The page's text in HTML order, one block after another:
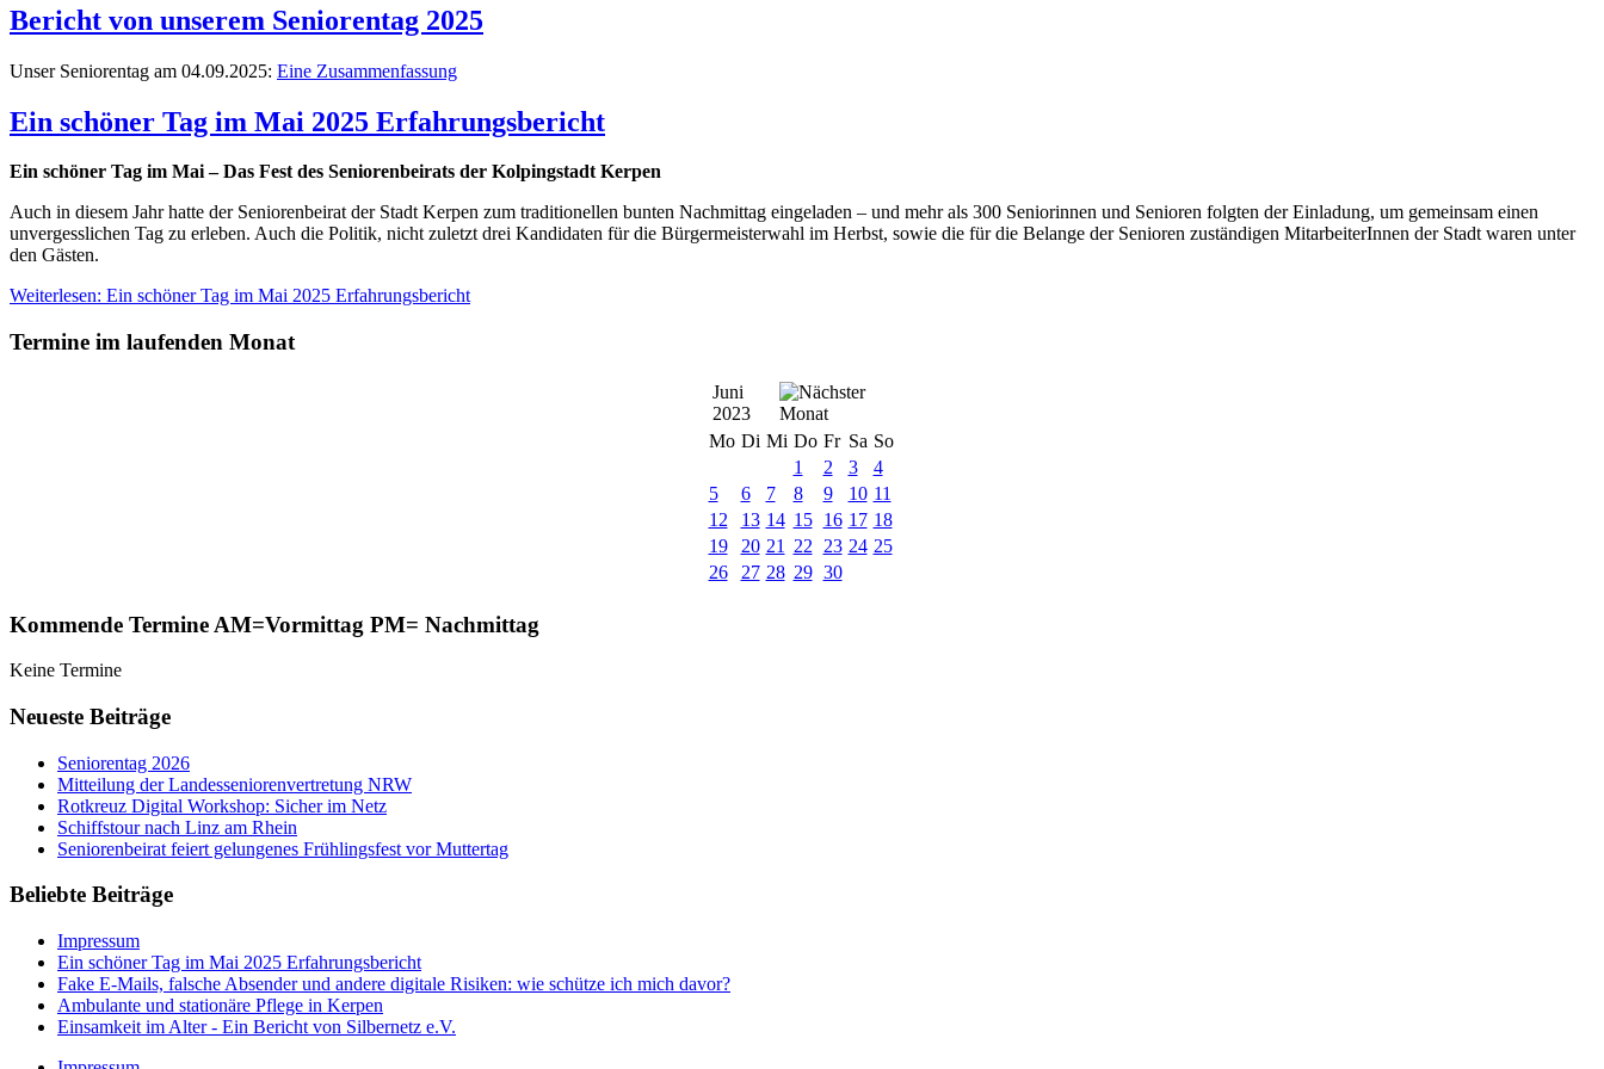
Bericht von unserem Seniorentag 2025
Unser Seniorentag am 04.09.2025: Eine Zusammenfassung
Ein schöner Tag im Mai 2025 Erfahrungsbericht
Ein schöner Tag im Mai – Das Fest des Seniorenbeirats der Kolpingstadt Kerpen
Auch in diesem Jahr hatte der Seniorenbeirat der Stadt Kerpen zum traditionellen bunten Nachmittag eingeladen – und mehr als 300 Seniorinnen und Senioren folgten der Einladung, um gemeinsam einen
unvergesslichen Tag zu erleben. Auch die Politik, nicht zuletzt drei Kandidaten für die Bürgermeisterwahl im Herbst, sowie die für die Belange der Senioren zuständigen MitarbeiterInnen der Stadt waren unter
den Gästen.
Weiterlesen: Ein schöner Tag im Mai 2025 Erfahrungsbericht
Termine im laufenden Monat
Juni
2023
Mo Di Mi Do Fr Sa So
1
2 3
4
5
6 7 8 9 10 11
12
13 14 15 16 17 18
19
20 21 22 23 24 25
26
27 28 29 30
Kommende Termine AM=Vormittag PM= Nachmittag
Keine Termine
Neueste Beiträge
Seniorentag 2026
Mitteilung der Landesseniorenvertretung NRW
Rotkreuz Digital Workshop: Sicher im Netz
Schiffstour nach Linz am Rhein
Seniorenbeirat feiert gelungenes Frühlingsfest vor Muttertag
Beliebte Beiträge
Impressum
Ein schöner Tag im Mai 2025 Erfahrungsbericht
Fake E-Mails, falsche Absender und andere digitale Risiken: wie schütze ich mich davor?
Ambulante und stationäre Pflege in Kerpen
Einsamkeit im Alter - Ein Bericht von Silbernetz e.V.